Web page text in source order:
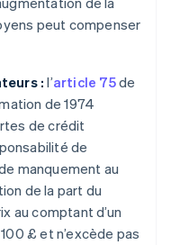
peut compenser
: l’article 75de
de 1974
de crédit
de
manquement au
de la part du
au comptant d’un
£ et n’excède pas